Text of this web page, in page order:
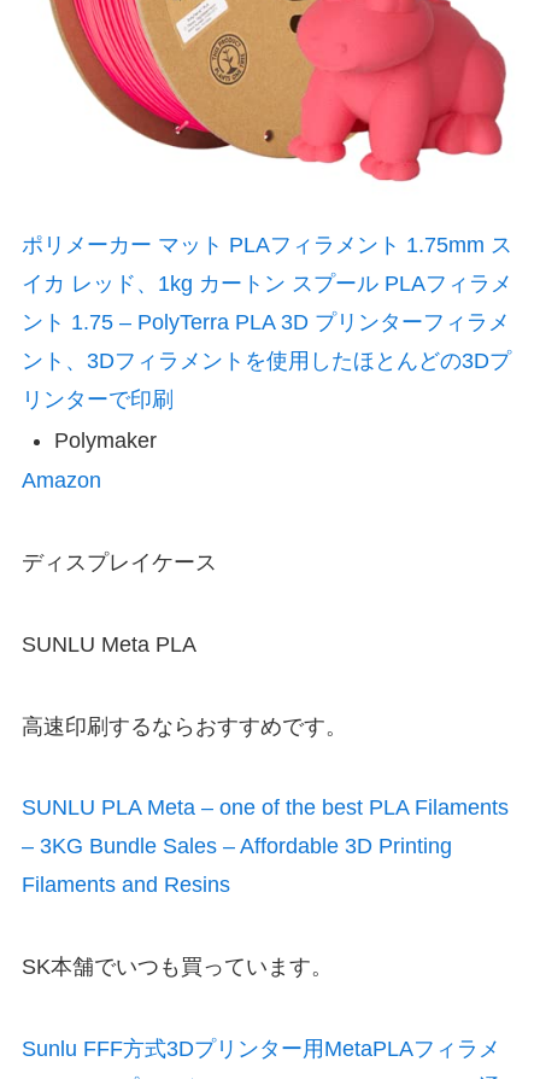
ポリメーカー マット PLAフィラメント 1.75mm ス
イカ レッド、1kg カートン スプール PLAフィラメ
ント 1.75 – PolyTerra PLA 3D プリンターフィラメ
ント、3Dフィラメントを使用したほとんどの3Dプ
リンターで印刷
Polymaker
Amazon
ディスプレイケース
SUNLU Meta PLA
高速印刷するならおすすめです。
SUNLU PLA Meta – one of the best PLA Filaments
– 3KG Bundle Sales – Affordable 3D Printing
Filaments and Resins
SK本舗でいつも買っています。
Sunlu FFF方式3Dプリンター用MetaPLAフィラメ